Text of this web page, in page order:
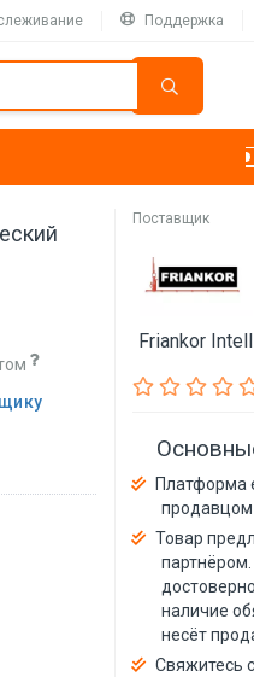
Поддержка
Поставщик
Friankor
Платформа
продавцом
Товар
наличие
несёт
Свяжитесь